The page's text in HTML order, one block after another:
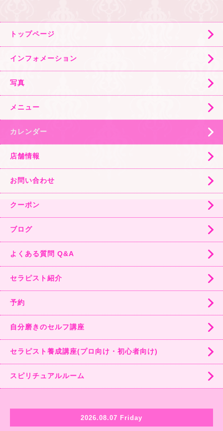
トップページ
インフォメーション
写真
メニュー
カレンダー
店舗情報
お問い合わせ
クーポン
ブログ
よくある質問 Q&A
セラピスト紹介
予約
自分磨きのセルフ講座
セラピスト養成講座(プロ向け・初心者向け)
スピリチュアルルーム
2026.08.07 Friday